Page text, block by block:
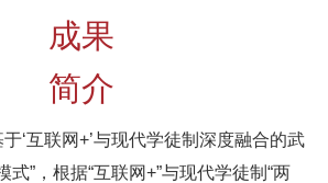
成果
简介
于‘互联网+’与现代学徒制深度融合的武
式”，根据“互联网+”与现代学徒制“两